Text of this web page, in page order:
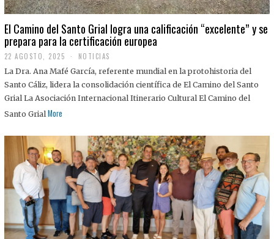
El Camino del Santo Grial logra una calificación “excelente” y se
prepara para la certificación europea
22 AGOSTO, 2025
2
A
G
O
S
2
5
NOTICIAS
La Dra. Ana Mafé García, referente mundial en la protohistoria del
Santo Cáliz, lidera la consolidación científica de El Camino del Santo
Grial La Asociación Internacional Itinerario Cultural El Camino del
Santo Grial More